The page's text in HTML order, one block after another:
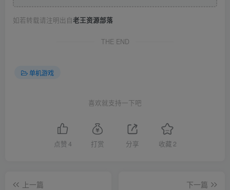
如若转载请注明出自老王资源部落
THE END
单机游戏
喜欢就支持一下吧
点赞4 打赏 分享 收藏 2
上一篇
下一篇